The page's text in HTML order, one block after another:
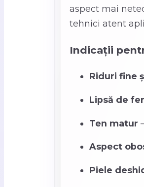
aspect mai
tehnici atent
Indicații
Riduri fine
Lipsă de
Ten matur
Aspect
Piele